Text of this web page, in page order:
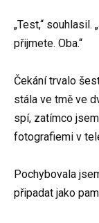
„Test,“
přijmete. Oba.“
Čekání trvalo
stála ve tmě ve
spí, zatímco
fotografiemi v
Pochybovala
připadat jako